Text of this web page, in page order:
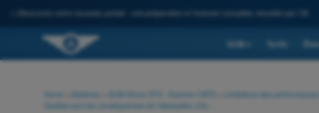
Découvrez notre nouveau portail : une préparation à l'examen complète, boostée par l'IA
QCM Tarifs
Home Matières QCM Drone STS - Examen CATS Limitations des